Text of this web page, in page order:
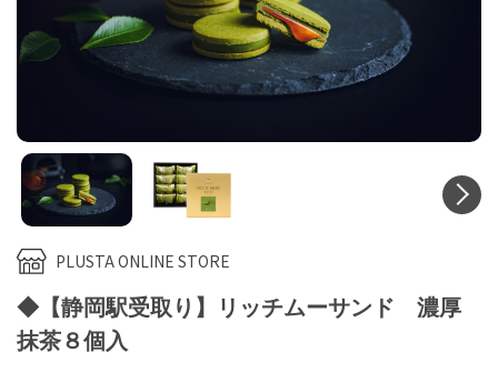
PLUSTA ONLINE STORE
◆【静岡駅受取り】リッチムーサンド 濃厚
抹茶８個入